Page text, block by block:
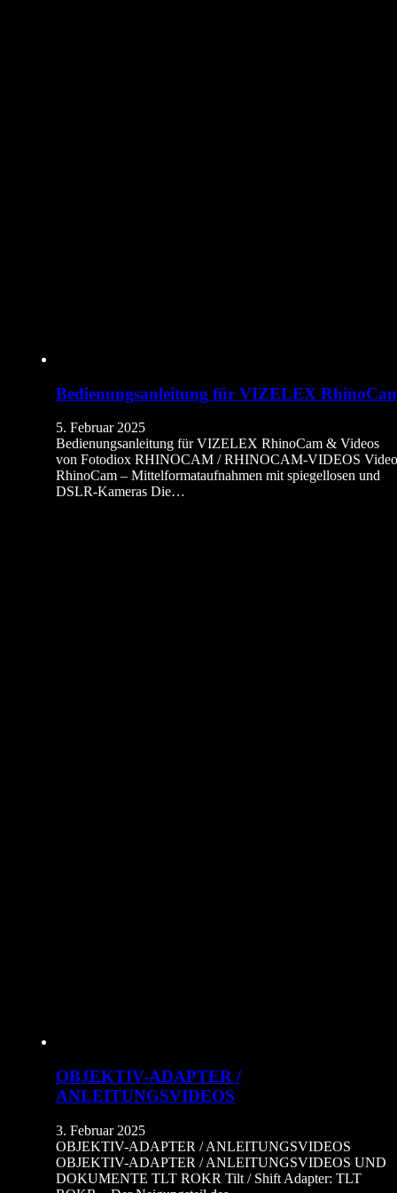
Bedienungsanleitung für VIZELEX
5. Februar 2025
Bedienungsanleitung für VIZELEX RhinoCam & Videos
von Fotodiox RHINOCAM / RHINOCAM-VIDEOS
RhinoCam – Mittelformataufnahmen mit spiegellosen und
DSLR-Kameras Die…
OBJEKTIV-ADAPTER /
ANLEITUNGSVIDEOS
3. Februar 2025
OBJEKTIV-ADAPTER / ANLEITUNGSVIDEOS
OBJEKTIV-ADAPTER / ANLEITUNGSVIDEOS UND
DOKUMENTE TLT ROKR Tilt / Shift Adapter: TLT